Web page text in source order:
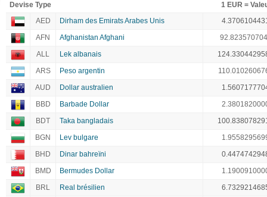
Devise Type
1 EUR =
AED
Dirham des Emirats Arabes Unis
AFN
Afghanistan Afghani
ALL
Lek albanais
ARS
Peso argentin
AUD
Dollar australien
BBD
Barbade Dollar
BDT
Taka bangladais
BGN
Lev bulgare
BHD
Dinar bahreïni
BMD
Bermudes Dollar
BRL
Real brésilien